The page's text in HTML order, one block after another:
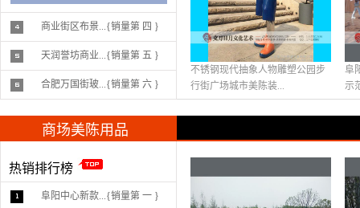
商业街区布景...{销量第 四 }
天润誉坊商业...{销量第 五 }
合肥万国街玻...{销量第 六 }
不锈钢现代抽象人物雕塑公园步
行街广场城市美陈装...
阜
示
商场美陈用品
热销排行榜
阜阳中心新款...{销量第 一 }